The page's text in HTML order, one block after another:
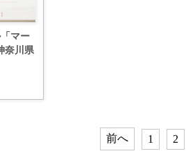
マー
奈川県
前へ 1 2